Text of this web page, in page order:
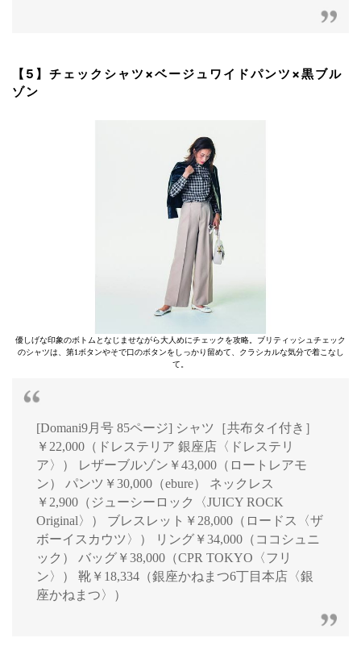
【5】チェックシャツ×ベージュワイドパンツ×黒ブル
ゾン
優しげな印象のボトムとなじませながら大人めにチェックを攻略。ブリティッシュチェック
のシャツは、第1ボタンやそで口のボタンをしっかり留めて、クラシカルな気分で着こなし
て。
[Domani9月号 85ページ] シャツ［共布タイ付き］
￥22,000（ドレステリア 銀座店〈ドレステリ
ア〉） レザーブルゾン￥43,000（ロートレアモ
ン） パンツ￥30,000（ebure） ネックレス
￥2,900（ジューシーロック〈JUICY ROCK
Original〉） ブレスレット￥28,000（ロードス〈ザ
ボーイスカウツ〉） リング￥34,000（ココシュニ
ック） バッグ￥38,000（CPR TOKYO〈フリ
ン〉） 靴￥18,334（銀座かねまつ6丁目本店〈銀
座かねまつ〉）